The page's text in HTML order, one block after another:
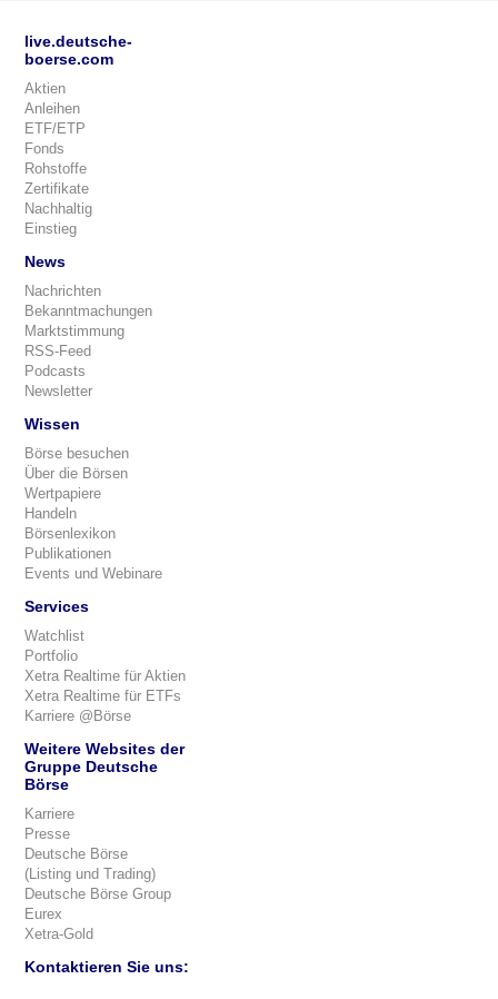
live.deutsche-
boerse.com
Aktien
Anleihen
ETF/ETP
Fonds
Rohstoffe
Zertifikate
Nachhaltig
Einstieg
News
Nachrichten
Bekanntmachungen
Marktstimmung
RSS-Feed
Podcasts
Newsletter
Wissen
Börse besuchen
Über die Börsen
Wertpapiere
Handeln
Börsenlexikon
Publikationen
Events und Webinare
Services
Watchlist
Portfolio
Xetra Realtime für Aktien
Xetra Realtime für ETFs
Karriere @Börse
Weitere Websites der
Gruppe Deutsche
Börse
Karriere
Presse
Deutsche Börse
(Listing und Trading)
Deutsche Börse Group
Eurex
Xetra-Gold
Kontaktieren Sie uns: